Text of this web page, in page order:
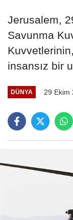
Jerusalem,
Savunma
insansız bir
DÜNYA 29 Ekim